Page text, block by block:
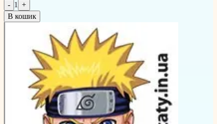
- 1
+
В кошик